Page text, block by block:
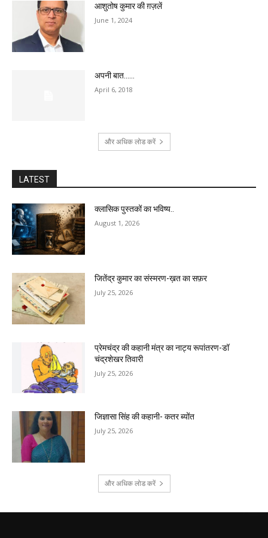
आशुतोष कुमार की ग़ज़लें
June 1, 2024
अपनी बात……
April 6, 2018
और अधिक लोड करें
LATEST
क्लासिक पुस्तकों का भविष्य..
August 1, 2026
जितेंद्र कुमार का संस्मरण-ख़त का सफ़र
July 25, 2026
प्रेमचंद्र की कहानी मंत्र का नाट्य रूपांतरण-डॉ
चंद्रशेखर तिवारी
July 25, 2026
जिज्ञासा सिंह की कहानी- कतर ब्योंत
July 25, 2026
और अधिक लोड करें